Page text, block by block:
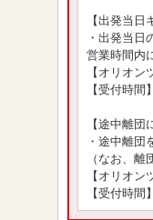
【出発当日
・出発当日
営業時間内
【オリオ
【受付時
【途中離団
・途中離団
（なお、
【オリオ
【受付時